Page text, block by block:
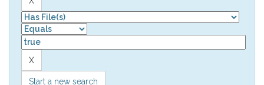
Start a new search